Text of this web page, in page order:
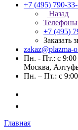
+7 (495) 790-
Назад
Телефоны
+7 (495)
Заказать
zakaz@plazma-
Пн. - Пт.: с 9:00
Москва,
Пн. – Пт.: с
Главная